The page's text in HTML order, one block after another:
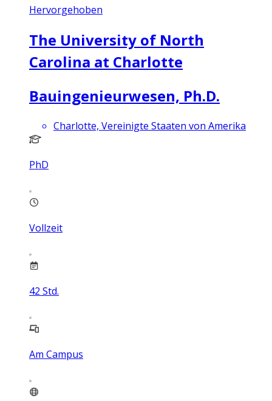
Hervorgehoben
The University of North
Carolina at Charlotte
Bauingenieurwesen, Ph.D.
Charlotte, Vereinigte Staaten von Amerika
PhD
Vollzeit
42 Std.
Am Campus